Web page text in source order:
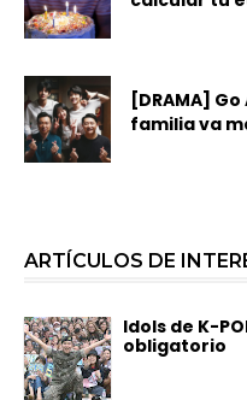
[DRAMA]
familia va
ARTÍCULOS DE
Idols de K-
obligatorio